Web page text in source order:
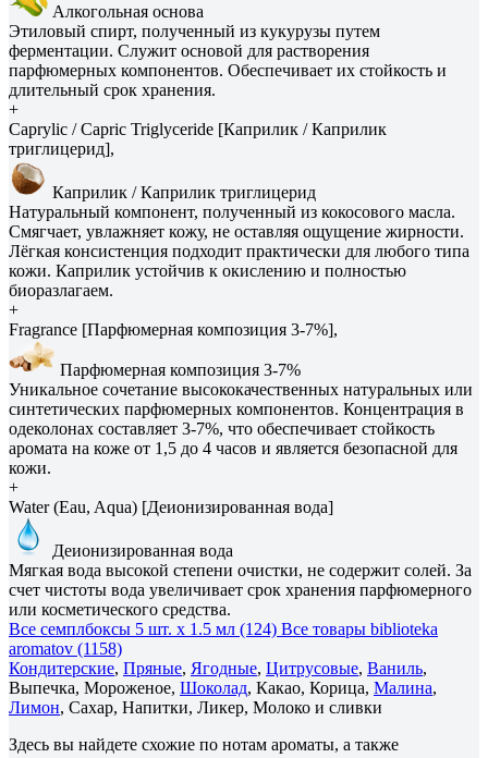
Алкогольная основа
Этиловый спирт, полученный из кукурузы путем
ферментации. Служит основой для растворения
парфюмерных компонентов. Обеспечивает их стойкость и
длительный срок хранения.
+
Caprylic / Capric Triglyceride [Каприлик / Каприлик
триглицерид],
Каприлик / Каприлик триглицерид
Натуральный компонент, полученный из кокосового масла.
Смягчает, увлажняет кожу, не оставляя ощущение жирности.
Лёгкая консистенция подходит практически для любого типа
кожи. Каприлик устойчив к окислению и полностью
биоразлагаем.
+
Fragrance [Парфюмерная композиция 3-7%],
Парфюмерная композиция 3-7%
Уникальное сочетание высококачественных натуральных или
синтетических парфюмерных компонентов. Концентрация в
одеколонах составляет 3-7%, что обеспечивает стойкость
аромата на коже от 1,5 до 4 часов и является безопасной для
кожи.
+
Water (Eau, Aqua) [Деионизированная вода]
Деионизированная вода
Мягкая вода высокой степени очистки, не содержит солей. За
счет чистоты вода увеличивает срок хранения парфюмерного
или косметического средства.
Все семплбоксы 5 шт. х 1.5 мл (124) Все товары biblioteka
aromatov (1158)
Кондитерские, Пряные, Ягодные, Цитрусовые, Ваниль,
Выпечка, Мороженое, Шоколад, Какао, Корица, Малина,
Лимон, Сахар, Напитки, Ликер, Молоко и сливки
Здесь вы найдете схожие по нотам ароматы, а также